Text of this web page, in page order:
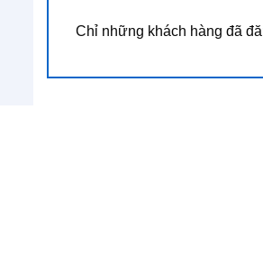
Chỉ những khách hàng đã